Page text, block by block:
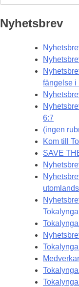
efter:
Nyhetsbrev
fängelse i
6:7
(ingen
Kom till
SAVE